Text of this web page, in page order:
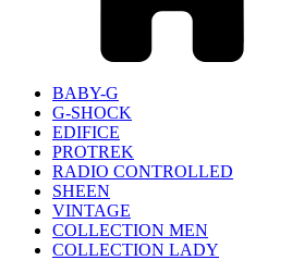
BABY-G
G-SHOCK
EDIFICE
PROTREK
RADIO CONTROLLED
SHEEN
VINTAGE
COLLECTION MEN
COLLECTION LADY